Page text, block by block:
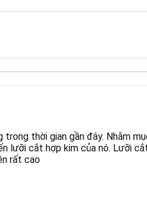
thời gian gần đây. Nhằm
lưỡi cắt hợp kim của nó. Lưỡi
rất cao